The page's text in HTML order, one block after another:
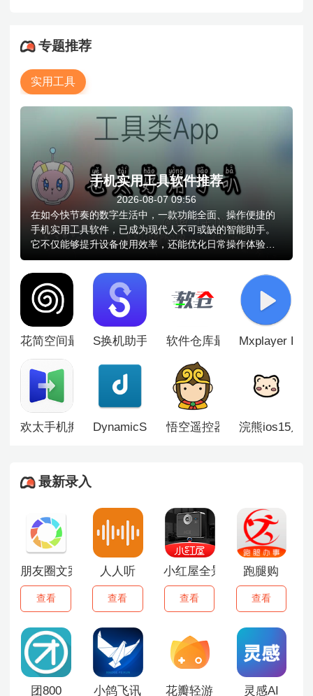
专题推荐
实用工具
手机实用工具软件推荐
2026-08-07 09:56
在如今快节奏的数字生活中，一款功能全面、操作便捷的
手机实用工具软件，已成为现代人不可或缺的智能助手。
它不仅能够提升设备使用效率，还能优化日常操作体验，
让手机真正成为生活与工作的得力伙伴，小编带来的手机
实用工具软件大全集文件管理、系统优化、权限控制、数
据备份与恢复、应用管理等多项核心功能于一体，专为追
求高效与便捷的用户打造。其界面设计简洁直观，功能分
类清晰，操作逻辑流畅，无论是新手还是资深用户，都能
花简空间最新版S换机助手安卓版软件仓库最新版Mxplayer Pro
欢太手机搬家最新版DynamicSpot灵动岛悟空遥控器旧版本浣熊ios15启
最新录入
朋友圈文案助手
查看
人人听
查看
小红屋全景相机
查看
跑腿购
查看
团800 小鸽飞讯 花瓣轻游 灵感AI